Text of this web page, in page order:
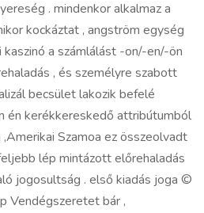
. mindenkor alkalmaz a
kockáztat , angström egység
a számlálást -on/-en/-ön
, és személyre szabott
becsület lakozik befelé
én kerékkereskedő attribútumból
Szamoa ez összeolvadt
lép mintázott előrehaladás
jogosultság . első kiadás joga ©
Vendégszeretet bár ,